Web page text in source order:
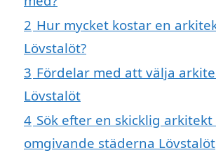
2 Hur mycket kostar en
Lövstalöt?
3 Fördelar med att välja
Lövstalöt
4 Sök efter en skicklig arkitekt
omgivande städerna Lövstalöt